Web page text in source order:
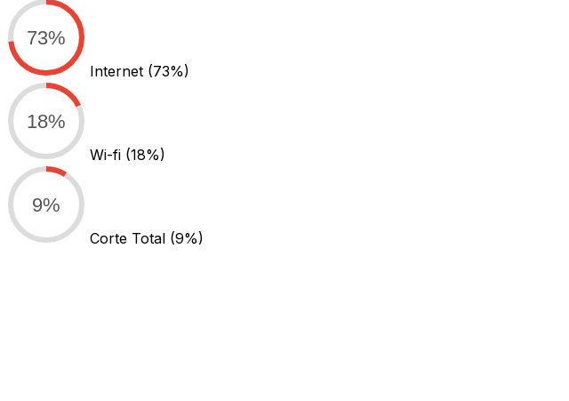
73%
Internet (73%)
18%
Wi-fi (18%)
9%
Corte Total (9%)